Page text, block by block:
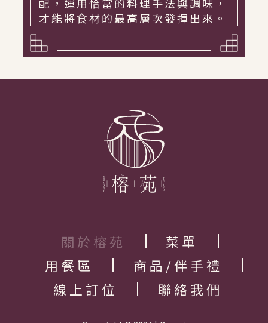
配，運用恰當的料理手法與調味，
才能將食材的最高層次發揮出來。
關於榕苑
菜單
用餐區
商品/伴手禮
線上訂位
聯絡我們